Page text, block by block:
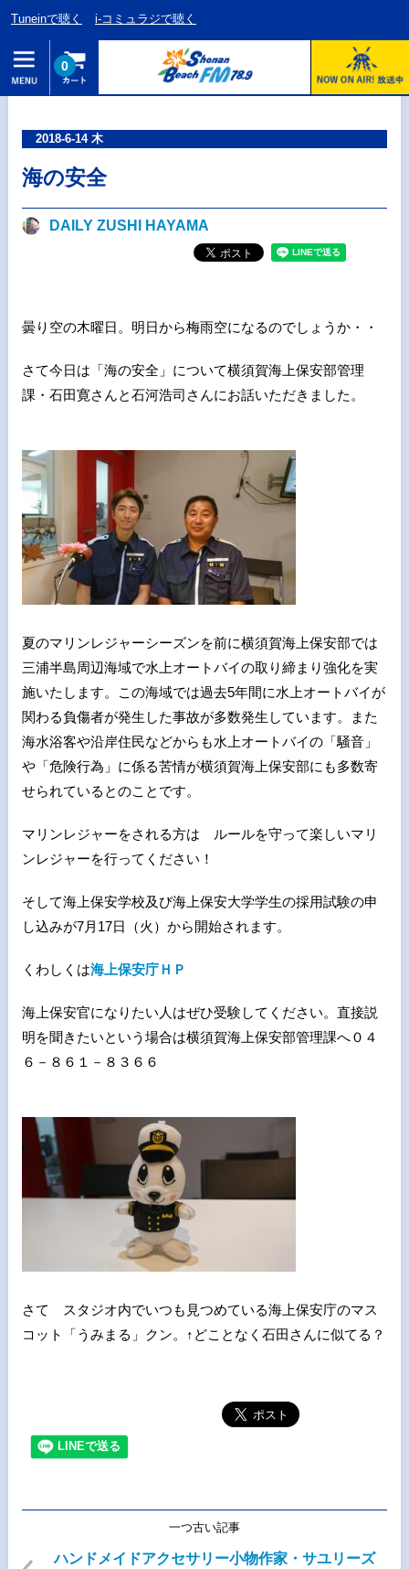
Tuneinで聴く i-コミュラジで聴く
0
2018-6-14 木
海の安全
DAILY ZUSHI HAYAMA
曇り空の木曜日。明日から梅雨空になるのでしょうか・・
さて今日は「海の安全」について横須賀海上保安部管理
課・石田寛さんと石河浩司さんにお話いただきました。
夏のマリンレジャーシーズンを前に横須賀海上保安部では
三浦半島周辺海域で水上オートバイの取り締まり強化を実
施いたします。この海域では過去5年間に水上オートバイが
関わる負傷者が発生した事故が多数発生しています。また
海水浴客や沿岸住民などからも水上オートバイの「騒音」
や「危険行為」に係る苦情が横須賀海上保安部にも多数寄
せられているとのことです。
マリンレジャーをされる方は ルールを守って楽しいマリ
ンレジャーを行ってください！
そして海上保安学校及び海上保安大学学生の採用試験の申
し込みが7月17日（火）から開始されます。
くわしくは海上保安庁ＨＰ
海上保安官になりたい人はぜひ受験してください。直接説
明を聞きたいという場合は横須賀海上保安部管理課へ０４
６－８６１－８３６６
さて スタジオ内でいつも見つめている海上保安庁のマス
コット「うみまる」クン。↑どことなく石田さんに似てる？
一つ古い記事
ハンドメイドアクセサリー小物作家・サユリーズ